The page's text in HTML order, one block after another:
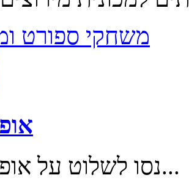
משחקי ספורט
נסו לשלוט על אופנוע ים...